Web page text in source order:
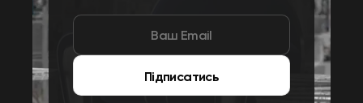
Підписатись